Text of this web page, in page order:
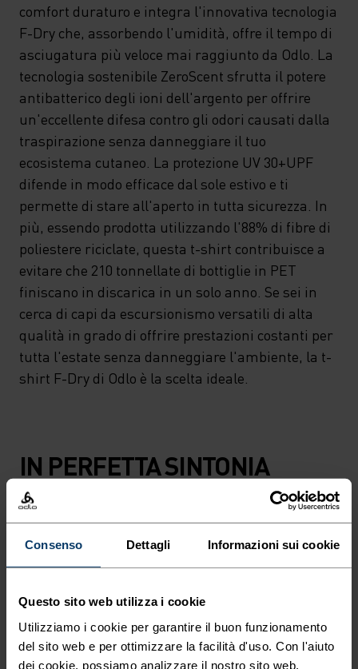
Consenso Dettagli Informazioni sui cookie
Questo sito web utilizza i cookie
Utilizziamo i cookie per garantire il buon funzionamento
del sito web e per ottimizzare la facilità d'uso. Con l'aiuto
dei cookie, possiamo analizzare il nostro sito web,
comfort duraturo e integra l'innovativa tecnologia
F-Dry che, assorbendo l'umidità, offre il tempo di
asciugatura più veloce mai raggiunto da Odlo. La
tecnologia sostenibile ZeroScent sfrutta il potere
antibatterico degli ioni dell'argento per offrire
un'eccellente difesa contro gli odori causati dalla
traspirazione senza danneggiare il tuo
ecosistema cutaneo. La protezione UV 30+UPF
difende in modo efficace dal sole estivo e ti
permette di stare all'aperto in tutta sicurezza. In
più, essendo prodotta utilizzando l'88% di fibre di
poliestere riciclate, questa t-shirt contribuisce a
evitare che 210 tonnellate di bottiglie in PET
finiscano in discarica in un solo anno. Se sei in
cerca di capi da escursionismo versatili di alta
qualità in grado di offrire prestazioni costanti per
tutta l'estate senza danneggiare l'ambiente, la t-
shirt F-Dry di Odlo è la scelta ideale.
IN PERFETTA SINTONIA
Abbigliamento da trekking comodo e versatile per
accompagnarti a ogni passo.
LIVELLO DI ATTIVITÀ
BASSO MODERATO ALTO